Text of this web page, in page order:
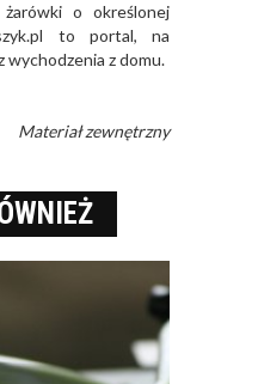
o określonej
to portal, na
wychodzenia z domu.
Materiał zewnętrzny